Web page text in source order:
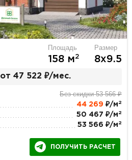
Площадь
158 м2
Размер
8х9.5
от 47 522 ₽/мес.
Без скидки 53 566 ₽
44 269 ₽/м 2
50 467 ₽/м 2
53 566 ₽/м 2
ПОЛУЧИТЬ РАСЧЕТ